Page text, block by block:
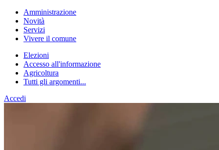
Amministrazione
Novità
Servizi
Vivere il comune
Elezioni
Accesso all'informazione
Agricoltura
Tutti gli argomenti...
Accedi